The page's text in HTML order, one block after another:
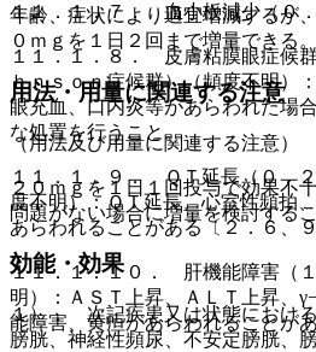
１１．１．７． 血小板減少（０
１１．１．８． 皮膚粘膜眼症候
ｈｎｓｏｎ症候群）（頻度不明）
眼充血、口内炎等があらわれた場
な処置を行うこと。
１１．１．９． ＱＴ延長（０．
度不明）：ＱＴ延長、心室性頻拍
あらわれることがある〔２．６、
１１．１．１０． 肝機能障害（
明）：ＡＳＴ上昇、ＡＬＴ上昇、
能障害、黄疸があらわれることが
年齢、症状により適宜増減するが
０ｍｇを１日２回まで増量できる。
用法・用量に関連する注意
（用法及び用量に関連する注意）
２０ｍｇを１日１回投与で効果不
問題がない場合に増量を検討する
効能・効果
１）． 次記疾患又は状態におけ
膀胱、神経性頻尿、不安定膀胱、